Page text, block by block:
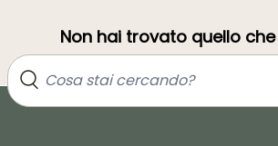
Non hai trovato quello